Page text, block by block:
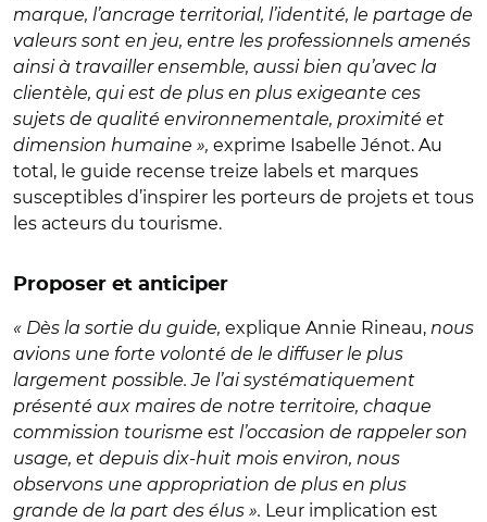
marque, l’ancrage territorial, l’identité, le partage de
valeurs sont en jeu, entre les professionnels amenés
ainsi à travailler ensemble, aussi bien qu’avec la
clientèle, qui est de plus en plus exigeante ces
sujets de qualité environnementale, proximité et
dimension humaine », exprime Isabelle Jénot. Au
total, le guide recense treize labels et marques
susceptibles d’inspirer les porteurs de projets et tous
les acteurs du tourisme.
Proposer et anticiper
« Dès la sortie du guide, explique Annie Rineau, nous
avions une forte volonté de le diffuser le plus
largement possible. Je l’ai systématiquement
présenté aux maires de notre territoire, chaque
commission tourisme est l’occasion de rappeler son
usage, et depuis dix-huit mois environ, nous
observons une appropriation de plus en plus
grande de la part des élus ». Leur implication est